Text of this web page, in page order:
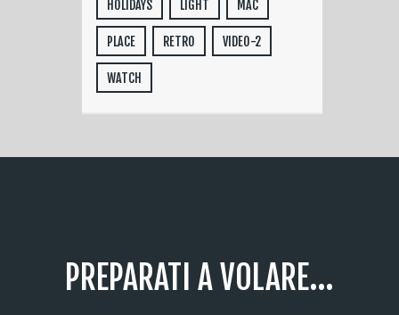
HOLIDAYS LIGHT MAC
PLACE RETRO VIDEO-2
WATCH
PREPARATI A VOLARE...